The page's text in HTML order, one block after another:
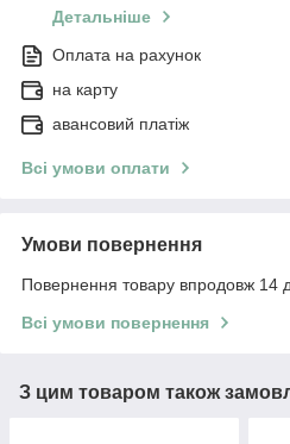
Детальніше
Оплата на рахунок
на карту
авансовий платіж
Всі умови оплати
Умови повернення
Повернення товару впродовж 14
Всі умови повернення
З цим товаром також